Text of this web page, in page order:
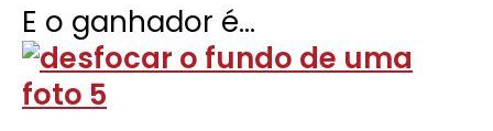
E o ganhador é…